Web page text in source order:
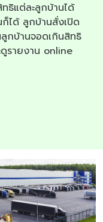
ธิแต่ละลูกบ้านได้
ก็ได้ ลูกบ้านสั่งเปิด
กบ้านจอดเกินสิทธิ
ดูรายงาน online